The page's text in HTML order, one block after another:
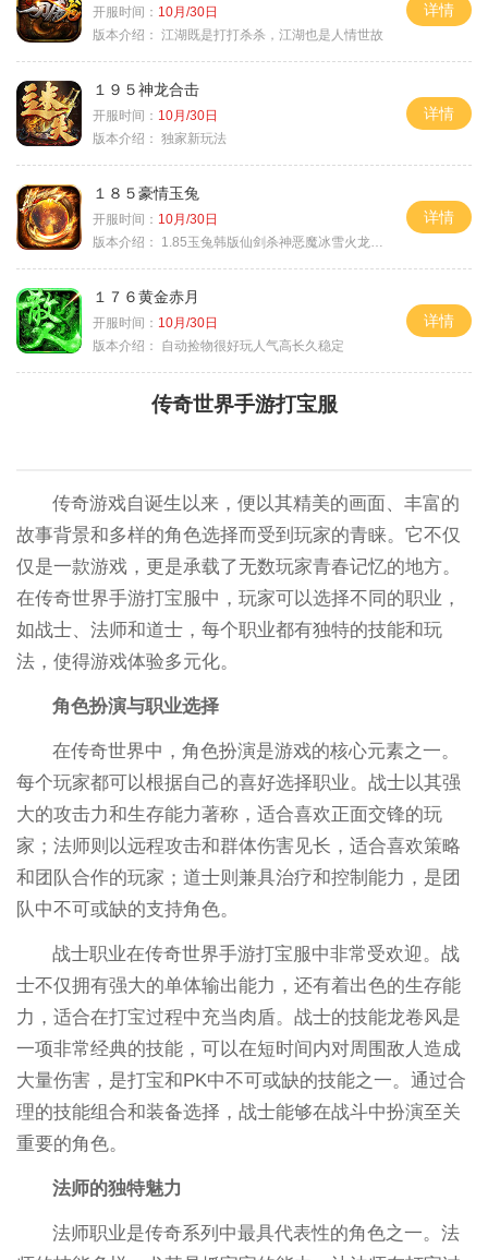
开服时间： 10月/30日
版本介绍： 江湖既是打打杀杀，江湖也是人情世故
详情
１９５神龙合击
开服时间： 10月/30日
版本介绍： 独家新玩法
详情
１８５豪情玉兔
开服时间： 10月/30日
版本介绍：
1.85玉兔韩版仙剑杀神恶魔冰雪火龙神器专属
详情
１７６黄金赤月
开服时间： 10月/30日
版本介绍：
自动捡物很好玩人气高长久稳定
详情
传奇世界手游打宝服
传奇游戏自诞生以来，便以其精美的画面、丰富的
故事背景和多样的角色选择而受到玩家的青睐。它不仅
仅是一款游戏，更是承载了无数玩家青春记忆的地方。
在传奇世界手游打宝服中，玩家可以选择不同的职业，
如战士、法师和道士，每个职业都有独特的技能和玩
法，使得游戏体验多元化。
角色扮演与职业选择
在传奇世界中，角色扮演是游戏的核心元素之一。
每个玩家都可以根据自己的喜好选择职业。战士以其强
大的攻击力和生存能力著称，适合喜欢正面交锋的玩
家；法师则以远程攻击和群体伤害见长，适合喜欢策略
和团队合作的玩家；道士则兼具治疗和控制能力，是团
队中不可或缺的支持角色。
战士职业在传奇世界手游打宝服中非常受欢迎。战
士不仅拥有强大的单体输出能力，还有着出色的生存能
力，适合在打宝过程中充当肉盾。战士的技能龙卷风是
一项非常经典的技能，可以在短时间内对周围敌人造成
大量伤害，是打宝和PK中不可或缺的技能之一。通过合
理的技能组合和装备选择，战士能够在战斗中扮演至关
重要的角色。
法师的独特魅力
法师职业是传奇系列中最具代表性的角色之一。法